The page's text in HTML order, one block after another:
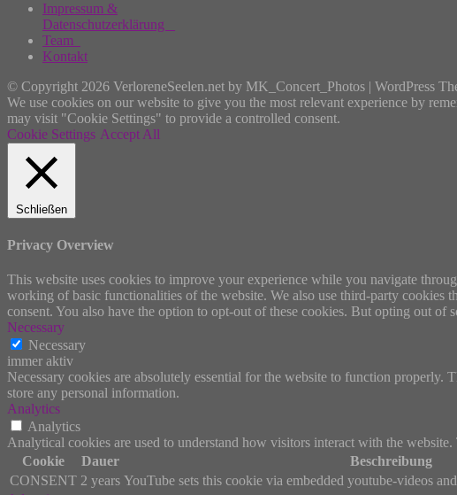
Impressum &
Datenschutzerklärung
Team
Kontakt
© Copyright 2026 VerloreneSeelen.net by MK_Concert_Photos | WordPress
We use cookies on our website to give you the most relevant experience by
may visit "Cookie Settings" to provide a controlled consent.
Cookie Settings Accept All
Schließen
Privacy Overview
This website uses cookies to improve your experience while you navigate
working of basic functionalities of the website. We also use third-party cookies
consent. You also have the option to opt-out of these cookies. But opting out of
Necessary
Necessary
immer aktiv
Necessary cookies are absolutely essential for the website to function
store any personal information.
Analytics
Analytics
Analytical cookies are used to understand how visitors interact with the
Cookie
Dauer
Beschreibung
CONSENT 2 years YouTube sets this cookie via embedded youtube-videos